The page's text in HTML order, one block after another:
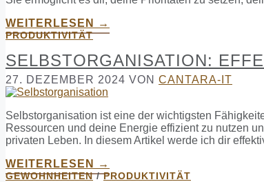
WEITERLESEN →
PRODUKTIVITÄT
SELBSTORGANISATION:
27. DEZEMBER 2024 VON CANTARA-IT
Selbstorganisation ist eine der wichtigsten
Ressourcen und deine Energie effizient zu nutzen
privaten Leben. In diesem Artikel werde ich dir
WEITERLESEN →
GEWOHNHEITEN/PRODUKTIVITÄT